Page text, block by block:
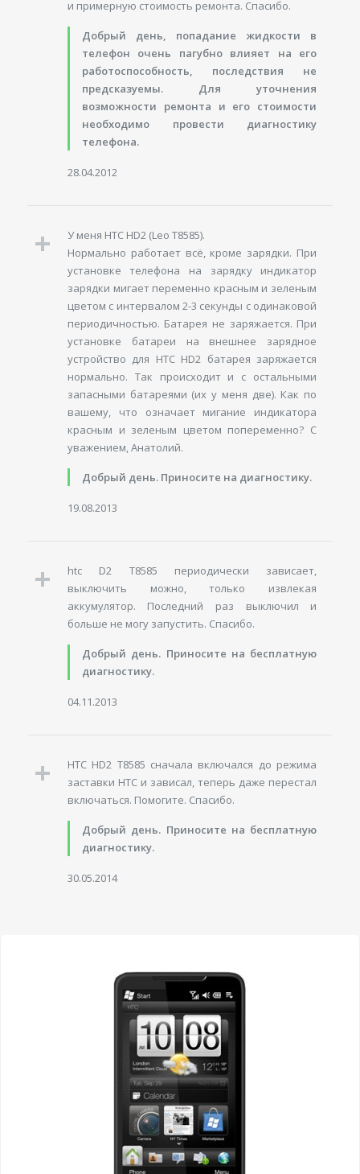
и примерную стоимость ремонта. Спасибо.
Добрый день, попадание жидкости в
телефон очень пагубно влияет на его
работоспособность, последствия не
предсказуемы. Для уточнения
возможности ремонта и его стоимости
необходимо провести диагностику
телефона.
28.04.2012
У меня HTC HD2 (Leo T8585).
Нормально работает всё, кроме зарядки. При
установке телефона на зарядку индикатор
зарядки мигает переменно красным и зеленым
цветом с интервалом 2-3 секунды с одинаковой
периодичностью. Батарея не заряжается. При
установке батареи на внешнее зарядное
устройство для НТС HD2 батарея заряжается
нормально. Так происходит и с остальными
запасными батареями (их у меня две). Как по
вашему, что означает мигание индикатора
красным и зеленым цветом попеременно? С
уважением, Анатолий.
Добрый день. Приносите на диагностику.
19.08.2013
htc D2 T8585 периодически зависает,
выключить можно, только извлекая
аккумулятор. Последний раз выключил и
больше не могу запустить. Спасибо.
Добрый день. Приносите на бесплатную
диагностику.
04.11.2013
HTC HD2 T8585 сначала включался до режима
заставки HTC и зависал, теперь даже перестал
включаться. Помогите. Спасибо.
Добрый день. Приносите на бесплатную
диагностику.
30.05.2014